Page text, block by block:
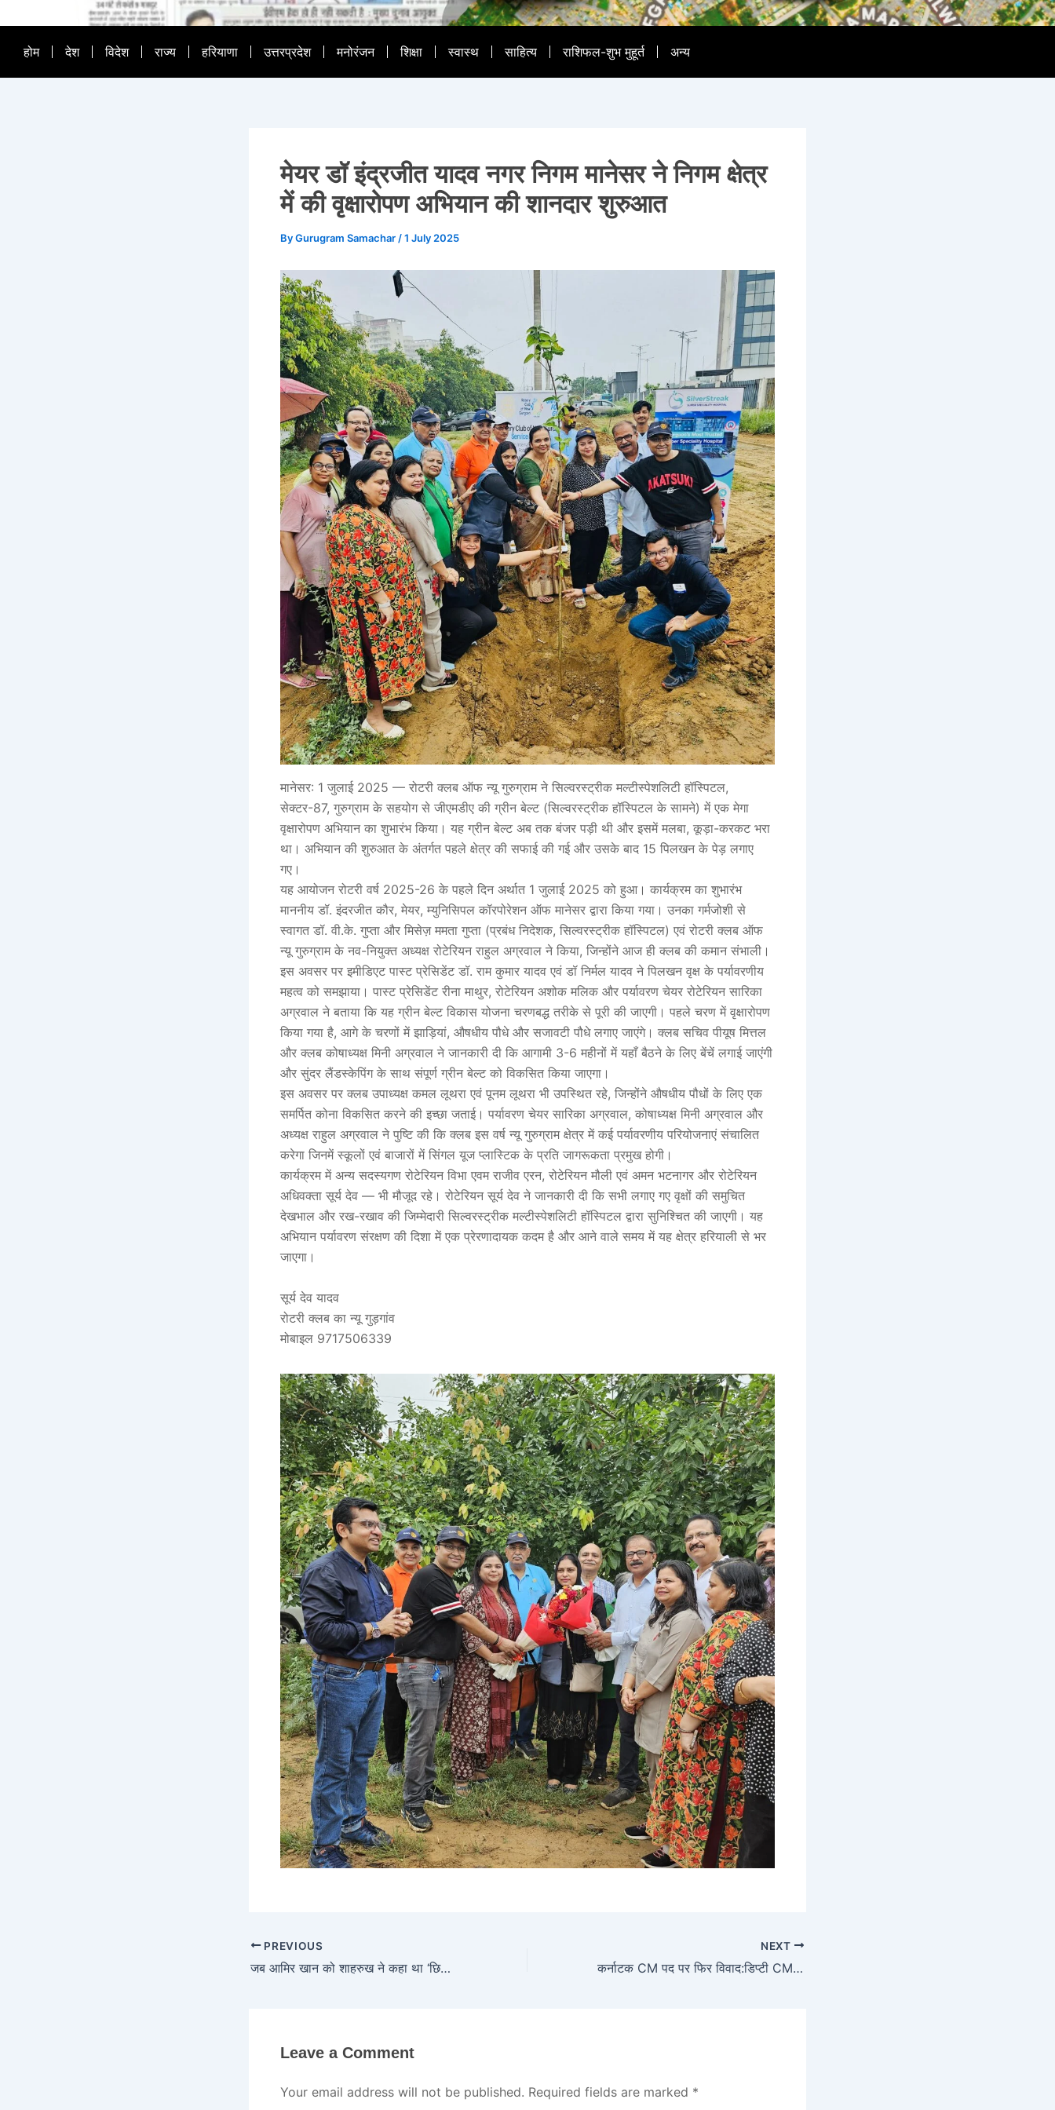
होम देश विदेश राज्य हरियाणा उत्तरप्रदेश मनोरंजन शिक्षा स्वास्थ साहित्य राशिफल-शुभ मुहूर्त अन्य
मेयर डॉ इंद्रजीत यादव नगर निगम मानेसर ने निगम क्षेत्र
में की वृक्षारोपण अभियान की शानदार शुरुआत
ByGurugram Samachar /1 July 2025
मानेसर: 1 जुलाई 2025 — रोटरी क्लब ऑफ न्यू गुरुग्राम ने सिल्वरस्ट्रीक मल्टीस्पेशलिटी हॉस्पिटल,
सेक्टर-87, गुरुग्राम के सहयोग से जीएमडीए की ग्रीन बेल्ट (सिल्वरस्ट्रीक हॉस्पिटल के सामने) में एक मेगा
वृक्षारोपण अभियान का शुभारंभ किया। यह ग्रीन बेल्ट अब तक बंजर पड़ी थी और इसमें मलबा, कूड़ा-करकट भरा
था। अभियान की शुरुआत के अंतर्गत पहले क्षेत्र की सफाई की गई और उसके बाद 15 पिलखन के पेड़ लगाए
गए।
यह आयोजन रोटरी वर्ष 2025-26 के पहले दिन अर्थात 1 जुलाई 2025 को हुआ। कार्यक्रम का शुभारंभ
माननीय डॉ. इंदरजीत कौर, मेयर, म्युनिसिपल कॉरपोरेशन ऑफ मानेसर द्वारा किया गया। उनका गर्मजोशी से
स्वागत डॉ. वी.के. गुप्ता और मिसेज़ ममता गुप्ता (प्रबंध निदेशक, सिल्वरस्ट्रीक हॉस्पिटल) एवं रोटरी क्लब ऑफ
न्यू गुरुग्राम के नव-नियुक्त अध्यक्ष रोटेरियन राहुल अग्रवाल ने किया, जिन्होंने आज ही क्लब की कमान संभाली।
इस अवसर पर इमीडिएट पास्ट प्रेसिडेंट डॉ. राम कुमार यादव एवं डॉ निर्मल यादव ने पिलखन वृक्ष के पर्यावरणीय
महत्व को समझाया। पास्ट प्रेसिडेंट रीना माथुर, रोटेरियन अशोक मलिक और पर्यावरण चेयर रोटेरियन सारिका
अग्रवाल ने बताया कि यह ग्रीन बेल्ट विकास योजना चरणबद्ध तरीके से पूरी की जाएगी। पहले चरण में वृक्षारोपण
किया गया है, आगे के चरणों में झाड़ियां, औषधीय पौधे और सजावटी पौधे लगाए जाएंगे। क्लब सचिव पीयूष मित्तल
और क्लब कोषाध्यक्ष मिनी अग्रवाल ने जानकारी दी कि आगामी 3-6 महीनों में यहाँ बैठने के लिए बेंचें लगाई जाएंगी
और सुंदर लैंडस्केपिंग के साथ संपूर्ण ग्रीन बेल्ट को विकसित किया जाएगा।
इस अवसर पर क्लब उपाध्यक्ष कमल लूथरा एवं पूनम लूथरा भी उपस्थित रहे, जिन्होंने औषधीय पौधों के लिए एक
समर्पित कोना विकसित करने की इच्छा जताई। पर्यावरण चेयर सारिका अग्रवाल, कोषाध्यक्ष मिनी अग्रवाल और
अध्यक्ष राहुल अग्रवाल ने पुष्टि की कि क्लब इस वर्ष न्यू गुरुग्राम क्षेत्र में कई पर्यावरणीय परियोजनाएं संचालित
करेगा जिनमें स्कूलों एवं बाजारों में सिंगल यूज प्लास्टिक के प्रति जागरूकता प्रमुख होगी।
कार्यक्रम में अन्य सदस्यगण रोटेरियन विभा एवम राजीव एरन, रोटेरियन मौली एवं अमन भटनागर और रोटेरियन
अधिवक्ता सूर्य देव — भी मौजूद रहे। रोटेरियन सूर्य देव ने जानकारी दी कि सभी लगाए गए वृक्षों की समुचित
देखभाल और रख-रखाव की जिम्मेदारी सिल्वरस्ट्रीक मल्टीस्पेशलिटी हॉस्पिटल द्वारा सुनिश्चित की जाएगी। यह
अभियान पर्यावरण संरक्षण की दिशा में एक प्रेरणादायक कदम है और आने वाले समय में यह क्षेत्र हरियाली से भर
जाएगा।
सूर्य देव यादव
रोटरी क्लब का न्यू गुड़गांव
मोबाइल 9717506339
PREVIOUS
जब आमिर खान को शाहरुख ने कहा था ‘छिछोरा’, क्यों हुई थी दोनों खान के बीच जुबानी जंग?
NEXT
कर्नाटक CM पद पर फिर विवाद:डिप्टी CM शिवकुमार के करीबी MLA का दावा- 100 विधायक साथ; खड़गे बोले- CM बदलने का फैसला आलाकमान करेगा
Leave a Comment
Your email address will not be published. Required fields are marked *